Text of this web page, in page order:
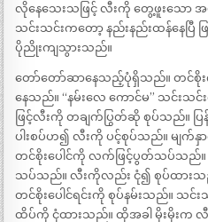
လိုနေသေးသဖြင့် လီးကို တွေ့ဖူးသော အ
သင်းသင်းကတော့ နည်းနည်းထန်နေပြီ
ပိုညိုးကျသွားသည်။
တော်တော်ဆာနေသည့်ပုံရှိသည်။ တင်စို
နေသည်။ “နမ်းလေ ကောင်မ” သင်းသင်
ဖြင့်လီးကို တချက်ပြွတ်ဆို စုပ်သည်။
ပါးစပ်ဟ၍ လီးကို ပင့်စုပ်သည်။ မျက်
တင်စိုးပေါင်ကို လက်ဖြင့်ပွတ်သပ်သည်။
သပ်သည်။ လီးကိုလည်း ငုံ၍ စုပ်ထားသည်
တင်စိုးပေါင်ရင်းကို စုပ်နမ်းသည်။
ထိပ်ကို ငုံထားသည်။ ထိုအခါ မိုးမိုးက